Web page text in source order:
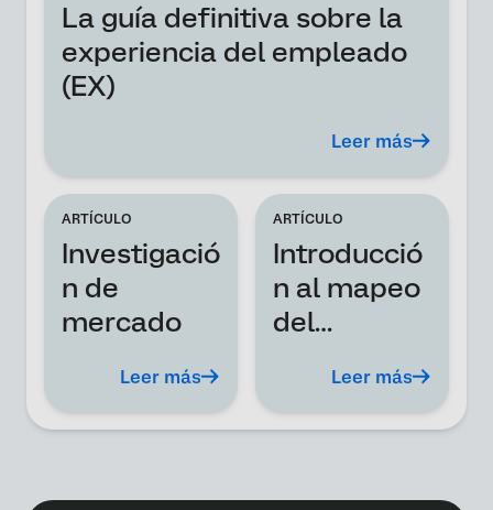
La guía definitiva sobre la
experiencia del empleado
(EX)
Leer más
ARTÍCULO
Investigació
n de
mercado
Leer más
ARTÍCULO
Introducció
n al mapeo
del
journey:
definición,
consejos
Leer más